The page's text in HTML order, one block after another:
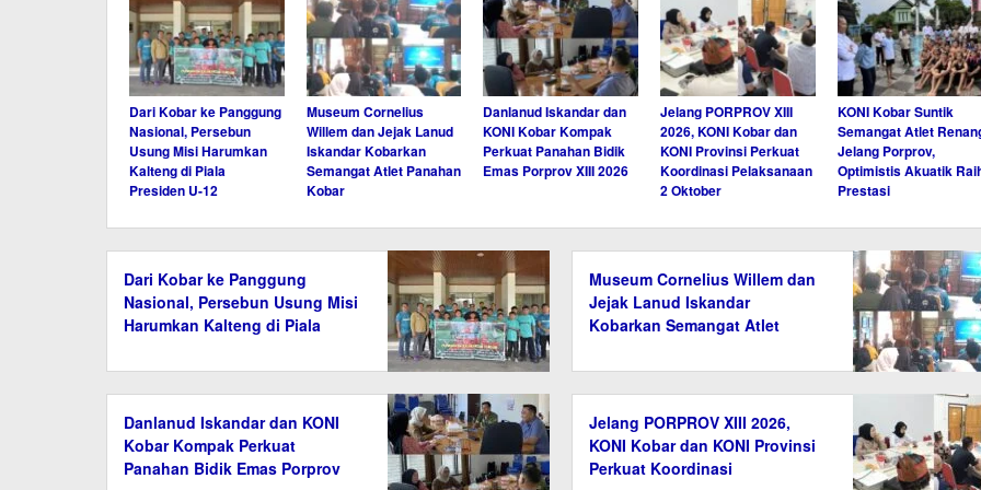
Dari Kobar ke Panggung
Nasional, Persebun
Usung Misi Harumkan
Kalteng di Piala
Presiden U-12
Museum Cornelius
Willem dan Jejak Lanud
Iskandar Kobarkan
Semangat Atlet Panahan
Kobar
Danlanud Iskandar dan
KONI Kobar Kompak
Perkuat Panahan Bidik
Emas Porprov XIII 2026
Jelang PORPROV XIII
2026, KONI Kobar dan
KONI Provinsi Perkuat
Koordinasi Pelaksanaan
2 Oktober
KONI Kobar Suntik
Semangat Atlet
Jelang Porprov,
Optimistis Akuatik
Prestasi
Dari Kobar ke Panggung
Nasional, Persebun Usung Misi
Harumkan Kalteng di Piala
Museum Cornelius Willem dan
Jejak Lanud Iskandar
Kobarkan Semangat Atlet
Danlanud Iskandar dan KONI
Kobar Kompak Perkuat
Panahan Bidik Emas Porprov
Jelang PORPROV XIII 2026,
KONI Kobar dan KONI Provinsi
Perkuat Koordinasi